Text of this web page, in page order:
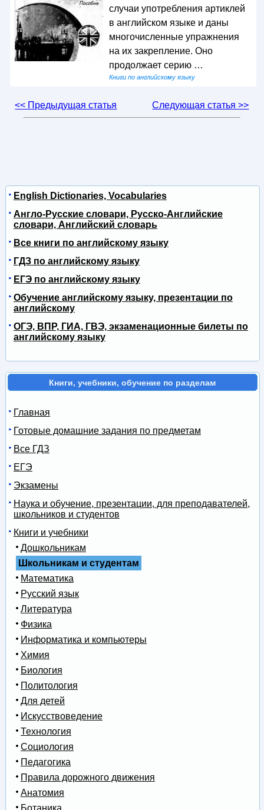
случаи употребления артиклей
в английском языке и даны
многочисленные упражнения
на их закрепление. Оно
продолжает серию …
Книги по английскому языку
<< Предыдущая статья Следующая статья >>
English Dictionaries, Vocabularies
Англо-Русские словари, Русско-Английские
словари, Английский словарь
Все книги по английскому языку
ГДЗ по английскому языку
ЕГЭ по английскому языку
Обучение английскому языку, презентации по
английскому
ОГЭ, ВПР, ГИА, ГВЭ, экзаменационные билеты по
английскому языку
Книги, учебники, обучение по разделам
Главная
Готовые домашние задания по предметам
Все ГДЗ
ЕГЭ
Экзамены
Наука и обучение, презентации, для преподавателей,
школьников и студентов
Книги и учебники
Дошкольникам
Школьникам и студентам
Математика
Русский язык
Литература
Физика
Информатика и компьютеры
Химия
Биология
Политология
Для детей
Искусствоведение
Технология
Социология
Педагогика
Правила дорожного движения
Анатомия